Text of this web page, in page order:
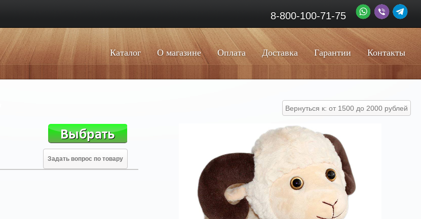
8-800-100-71-75
Каталог О магазине Оплата Доставка Гарантии Контакты
Вернуться к: от 1500 до 2000 рублей
Задать вопрос по товару